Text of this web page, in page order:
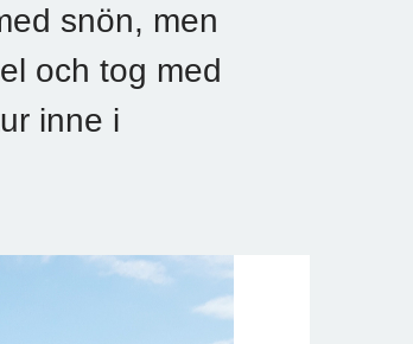
snön, men
och tog med
inne i